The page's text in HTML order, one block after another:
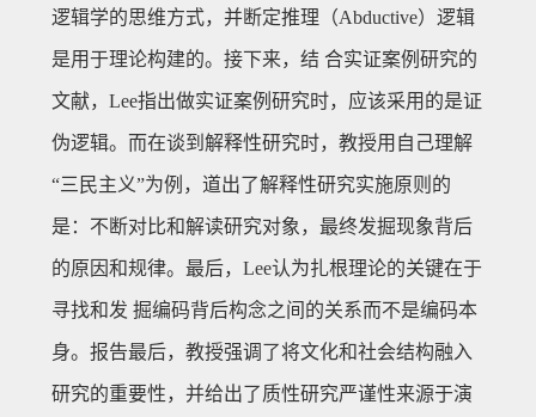
逻辑学的思维方式，并断定推理（Abductive）逻辑
是用于理论构建的。接下来，结 合实证案例研究的
文献，Lee指出做实证案例研究时，应该采用的是证
伪逻辑。而在谈到解释性研究时，教授用自己理解
“三民主义”为例，道出了解释性研究实施原则的
是：不断对比和解读研究对象，最终发掘现象背后
的原因和规律。最后，Lee认为扎根理论的关键在于
寻找和发 掘编码背后构念之间的关系而不是编码本
身。报告最后，教授强调了将文化和社会结构融入
研究的重要性，并给出了质性研究严谨性来源于演